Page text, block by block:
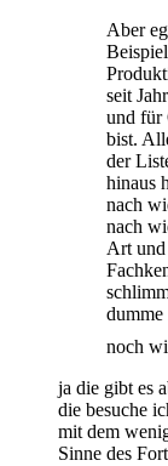
Aber
seit
und für
bist.
der
hinaus
nach
nach
Art
noch
ja die gibt es
die besuche
mit dem
Sinne des